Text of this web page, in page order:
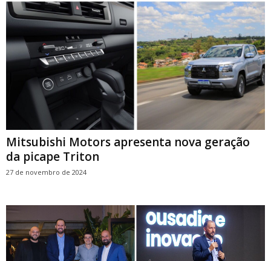
Mitsubishi Motors apresenta nova geração
da picape Triton
27 de novembro de 2024